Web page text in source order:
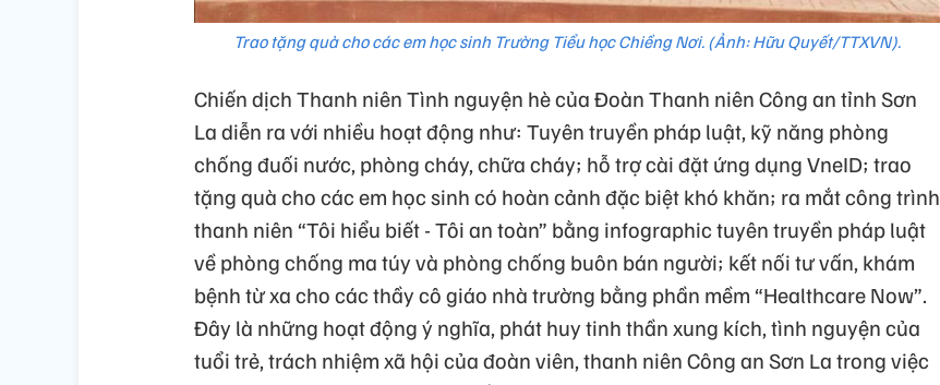
Trao tặng quà cho các em học sinh Trường Tiểu học Chiềng Nơi. (Ảnh: Hữu Quyết/TTXVN).
Chiến dịch Thanh niên Tình nguyện hè của Đoàn Thanh niên Công an tỉnh Sơn
La diễn ra với nhiều hoạt động như: Tuyên truyền pháp luật, kỹ năng phòng
chống đuối nước, phòng cháy, chữa cháy; hỗ trợ cài đặt ứng dụng VneID; trao
tặng quà cho các em học sinh có hoàn cảnh đặc biệt khó khăn; ra mắt công trình
thanh niên “Tôi hiểu biết - Tôi an toàn” bằng infographic tuyên truyền pháp luật
về phòng chống ma túy và phòng chống buôn bán người; kết nối tư vấn, khám
bệnh từ xa cho các thầy cô giáo nhà trường bằng phần mềm “Healthcare Now”.
Đây là những hoạt động ý nghĩa, phát huy tinh thần xung kích, tình nguyện của
tuổi trẻ, trách nhiệm xã hội của đoàn viên, thanh niên Công an Sơn La trong việc